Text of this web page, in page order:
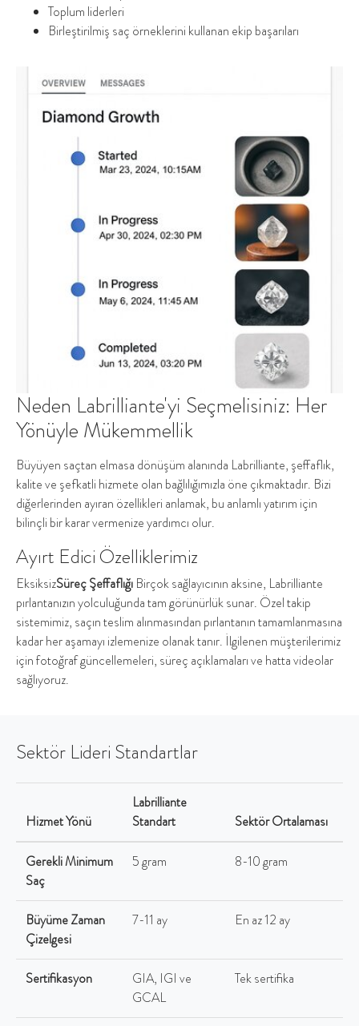
Toplum liderleri
Birleştirilmiş saç örneklerini kullanan ekip başarıları
Neden Labrilliante'yi Seçmelisiniz: Her
Yönüyle Mükemmellik
Büyüyen saçtan elmasa dönüşüm alanında Labrilliante, şeffaflık,
kalite ve şefkatli hizmete olan bağlılığımızla öne çıkmaktadır. Bizi
diğerlerinden ayıran özellikleri anlamak, bu anlamlı yatırım için
bilinçli bir karar vermenize yardımcı olur.
Ayırt Edici Özelliklerimiz
EksiksizSüreç Şeffaflığı Birçok sağlayıcının aksine, Labrilliante
pırlantanızın yolculuğunda tam görünürlük sunar. Özel takip
sistemimiz, saçın teslim alınmasından pırlantanın tamamlanmasına
kadar her aşamayı izlemenize olanak tanır. İlgilenen müşterilerimiz
için fotoğraf güncellemeleri, süreç açıklamaları ve hatta videolar
sağlıyoruz.
Sektör Lideri Standartlar
Hizmet Yönü
Labrilliante
Standart
Sektör Ortalaması
Gerekli Minimum
Saç
5 gram 8-10 gram
Büyüme Zaman
Çizelgesi
7-11 ay En az 12 ay
Sertifikasyon
GIA, IGI ve
GCAL
Tek sertifika